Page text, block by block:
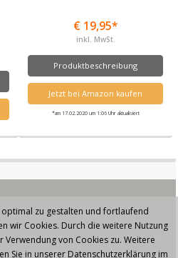
€ 19,95*
inkl. MwSt.
Produktbeschreibung
Jetzt bei Amazon kaufen
*am 17.02.2020 um 1:06 Uhr aktualisiert
Seite läuft mit dem Affiliate Theme
zu gestalten und fortlaufend
wir Cookies. Durch die weitere Nutzung
Verwendung von Cookies zu. Weitere
Sie in unserer Datenschutzerklärung im